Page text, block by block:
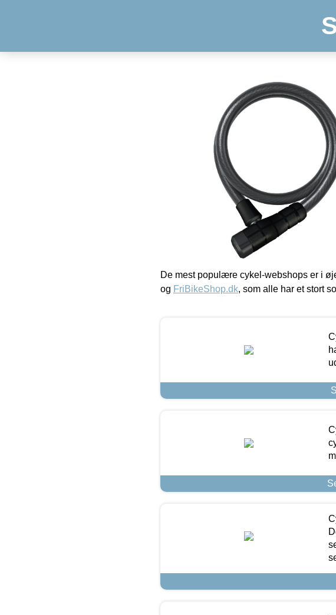
De mest populære cykel-webshops er i
og FriBikeShop.dk, som alle har et stort